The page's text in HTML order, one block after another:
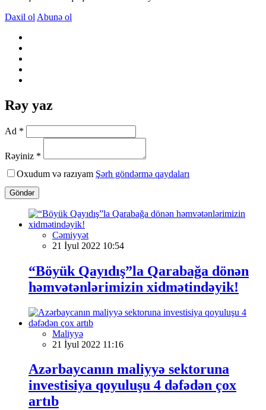
Daxil ol Abunə ol
Rəy yaz
Ad *
Rəyiniz *
Oxudum və razıyam Şərh göndərmə qaydaları
Göndər
Cəmiyyət
21 İyul 2022 10:54
“Böyük Qayıdış”la Qarabağa dönən
həmvətənlərimizin xidmətindəyik!
Maliyyə
21 İyul 2022 11:16
Azərbaycanın maliyyə sektoruna
investisiya qoyuluşu 4 dəfədən çox
artıb